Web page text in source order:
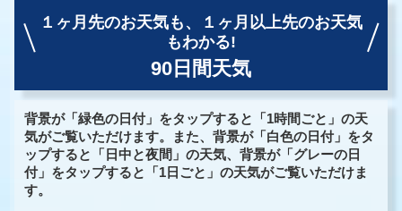
１ヶ月先のお天気も、
１ヶ月以上先のお天気
もわかる!
90日間天気
背景が「緑色の日付」をタップすると「1時間ごと」の天
気がご覧いただけます。また、背景が「白色の日付」をタ
ップすると「日中と夜間」の天気、背景が「グレーの日
付」をタップすると「1日ごと」の天気がご覧いただけま
す。